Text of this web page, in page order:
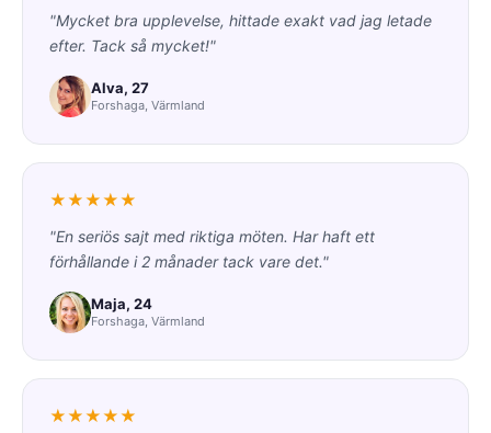
"Mycket bra upplevelse, hittade exakt vad jag letade
efter. Tack så mycket!"
Alva, 27
Forshaga, Värmland
★★★★★
"En seriös sajt med riktiga möten. Har haft ett
förhållande i 2 månader tack vare det."
Maja, 24
Forshaga, Värmland
★★★★★